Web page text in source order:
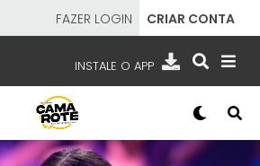
FAZER LOGIN CRIAR CONTA
INSTALE O APP
APP TV SBT